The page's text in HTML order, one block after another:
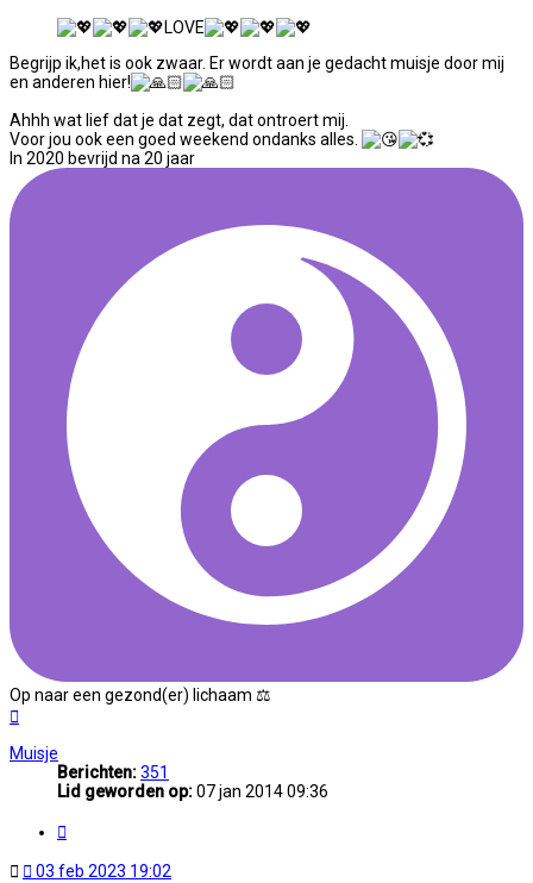
LOVE
Begrijp ik,het is ook zwaar. Er wordt aan je gedacht muisje door mij
en anderen hier!
Ahhh wat lief dat je dat zegt, dat ontroert mij.
Voor jou ook een goed weekend ondanks alles.
In 2020 bevrijd na 20 jaar
Op naar een gezond(er) lichaam ⚖
Muisje
Berichten:351
Lid geworden op:07 jan 2014 09:36
Ongelezen
03 feb 2023 19:02